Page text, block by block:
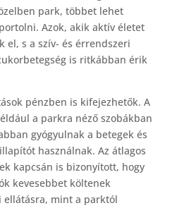
park, többet lehet
Azok, akik aktív életet
el, s a szív- és érrendszeri
is ritkábban érik
pénzben is kifejezhetők. A
a parkra néző szobákban
gyógyulnak a betegek és
használnak. Az átlagos
kapcsán is bizonyított, hogy
kevesebbet költenek
ellátásra, mint a parktól